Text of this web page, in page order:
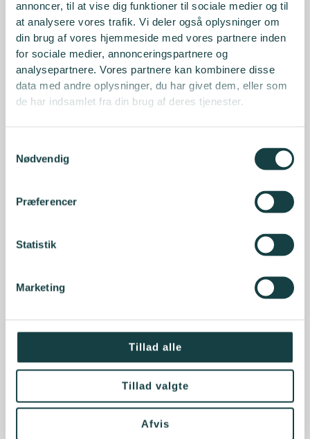
annoncer, til at vise dig funktioner til sociale medier og til
at analysere vores trafik. Vi deler også oplysninger om
din brug af vores hjemmeside med vores partnere inden
for sociale medier, annonceringspartnere og
analysepartnere. Vores partnere kan kombinere disse
data med andre oplysninger, du har givet dem, eller som
de har indsamlet fra din brug af deres tjenester.
Nødvendig
Præferencer
Statistik
Marketing
Tillad alle
Tillad valgte
Afvis